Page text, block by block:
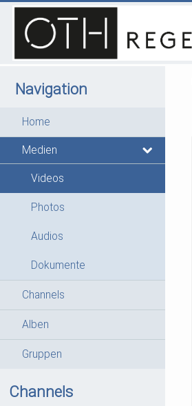
Navigation
Home
Medien
Videos
Photos
Audios
Dokumente
Channels
Alben
Gruppen
Channels